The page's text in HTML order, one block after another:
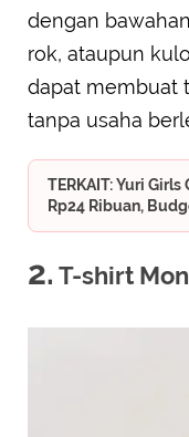
dengan
rok, ataupun
dapat membuat
tanpa usaha
TERKAIT: Yuri
Rp24 Ribuan,
2. T-shirt